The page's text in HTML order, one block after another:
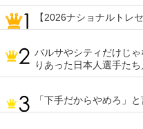
【2026ナショナルトレ
バルサやシティだけじ
りあった日本人選手た
「下手だからやめろ」